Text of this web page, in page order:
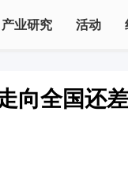
产业研究 活动
向全国还